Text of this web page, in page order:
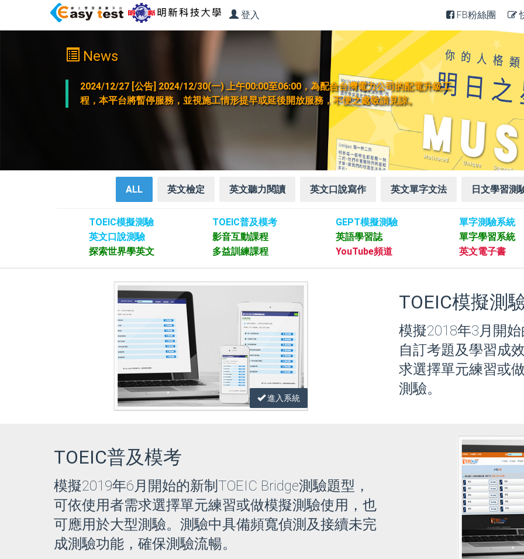
登入 FB粉絲團
News
2024/12/27 [公告] 2024/12/30(一) 上午00:00至06:00，為配合台灣電力公司的配電升級工
程，本平台將暫停服務，並視施工情形提早或延後開放服務，不便之處敬請見諒。
ALL 英文檢定 英文聽力閱讀 英文口說寫作 英文單字文法 日文學習測
TOEIC模擬測驗 TOEIC普及模考 GEPT模擬測驗
單字測驗系統
英文口說測驗
影音互動課程 英語學習誌
單字學習系統
探索世界學英文
多益訓練課程 YouTube頻道 英文電子書
進入系統
TOEIC模擬測
模擬2018年3月開
自訂考題及學習成
求選擇單元練習或
測驗。
TOEIC普及模考
模擬2019年6月開始的新制TOEIC Bridge測驗題型，
可依使用者需求選擇單元練習或做模擬測驗使用，也
可應用於大型測驗。測驗中具備頻寬偵測及接續未完
成測驗功能，確保測驗流暢。